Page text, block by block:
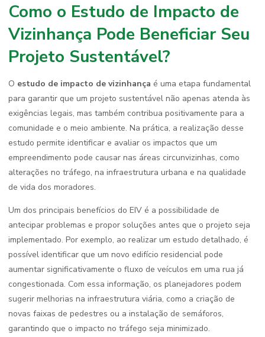
Como o Estudo de Impacto de
Vizinhança Pode Beneficiar Seu
Projeto Sustentável?
O estudo de impacto de vizinhança é uma etapa fundamental
para garantir que um projeto sustentável não apenas atenda às
exigências legais, mas também contribua positivamente para a
comunidade e o meio ambiente. Na prática, a realização desse
estudo permite identificar e avaliar os impactos que um
empreendimento pode causar nas áreas circunvizinhas, como
alterações no tráfego, na infraestrutura urbana e na qualidade
de vida dos moradores.
Um dos principais benefícios do EIV é a possibilidade de
antecipar problemas e propor soluções antes que o projeto seja
implementado. Por exemplo, ao realizar um estudo detalhado, é
possível identificar que um novo edifício residencial pode
aumentar significativamente o fluxo de veículos em uma rua já
congestionada. Com essa informação, os planejadores podem
sugerir melhorias na infraestrutura viária, como a criação de
novas faixas de pedestres ou a instalação de semáforos,
garantindo que o impacto no tráfego seja minimizado.